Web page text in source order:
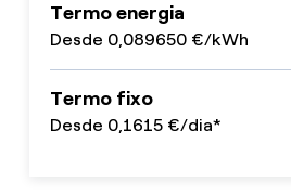
Termo energia
Desde 0,089650 €/kWh
Termo fixo
Desde 0,1615 €/dia*